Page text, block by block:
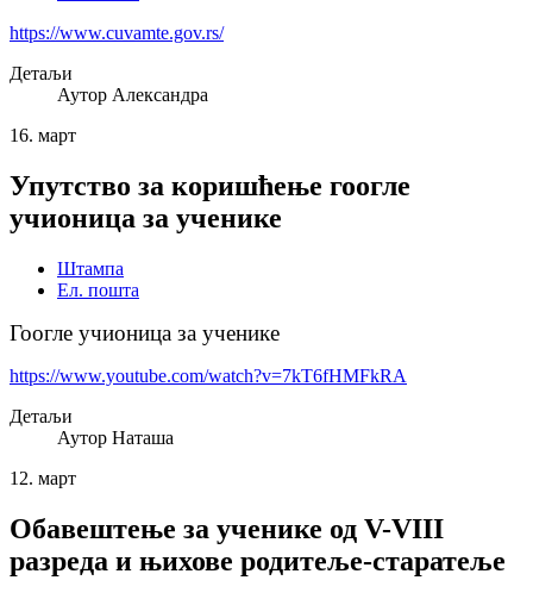
https://www.cuvamte.gov.rs/
Детаљи
Аутор Александра
16. март
Упутство за коришћење гоогле
учионица за ученике
Штампа
Ел. пошта
Гоогле учионица за ученике
https://www.youtube.com/watch?v=7kT6fHMFkRA
Детаљи
Аутор Наташа
12. март
Обавештење за ученике од V-VIII
разреда и њихове родитеље-старатеље